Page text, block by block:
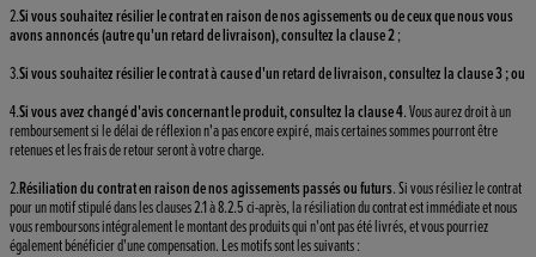
2.Si vous souhaitez résilier le contrat en raison de nos agissements ou de ceux que nous vous
avons annoncés (autre qu'un retard de livraison), consultez la clause 2;
3.Si vous souhaitez résilier le contrat à cause d'un retard de livraison, consultez la clause 3 ; ou
4.Si vous avez changé d'avis concernant le produit, consultez la clause 4. Vous aurez droit à un
remboursement si le délai de réflexion n'a pas encore expiré, mais certaines sommes pourront être
retenues et les frais de retour seront à votre charge.
2.Résiliation du contrat en raison de nos agissements passés ou futurs. Si vous résiliez le contrat
pour un motif stipulé dans les clauses 2.1 à 8.2.5 ci-après, la résiliation du contrat est immédiate et nous
vous remboursons intégralement le montant des produits qui n'ont pas été livrés, et vous pourriez
également bénéficier d'une compensation. Les motifs sont les suivants :